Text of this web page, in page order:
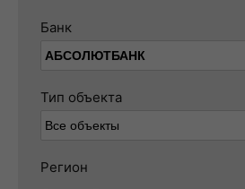
Банк
Тип объекта
Регион